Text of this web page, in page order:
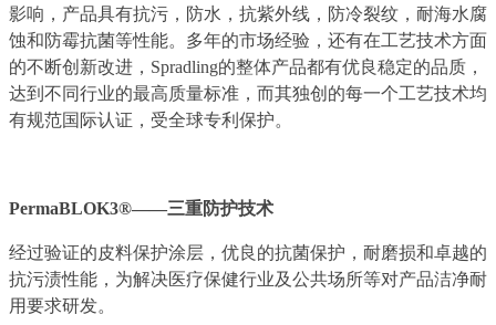
影响，产品具有抗污，防水，抗紫外线，防冷裂纹，耐海水腐
蚀和防霉抗菌等性能。多年的市场经验，还有在工艺技术方面
的不断创新改进，Spradling的整体产品都有优良稳定的品质，
达到不同行业的最高质量标准，而其独创的每一个工艺技术均
有规范国际认证，受全球专利保护。
PermaBLOK3®——三重防护技术
经过验证的皮料保护涂层，优良的抗菌保护，耐磨损和卓越的
抗污渍性能，为解决医疗保健行业及公共场所等对产品洁净耐
用要求研发。